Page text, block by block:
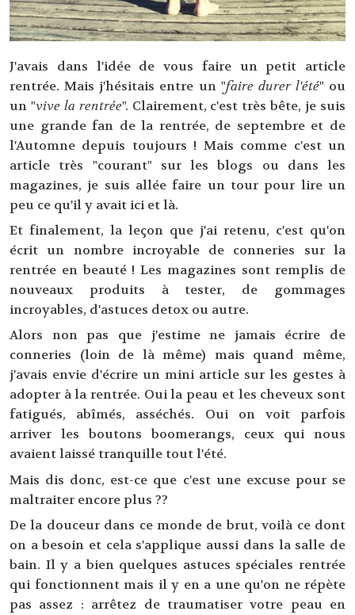
J'avais dans l'idée de vous faire un petit article
rentrée. Mais j'hésitais entre un "faire durer l'été" ou
un "vive la rentrée". Clairement, c'est très bête, je suis
une grande fan de la rentrée, de septembre et de
l'Automne depuis toujours ! Mais comme c'est un
article très "courant" sur les blogs ou dans les
magazines, je suis allée faire un tour pour lire un
peu ce qu'il y avait ici et là.
Et finalement, la leçon que j'ai retenu, c'est qu'on
écrit un nombre incroyable de conneries sur la
rentrée en beauté ! Les magazines sont remplis de
nouveaux produits à tester, de gommages
incroyables, d'astuces detox ou autre.
Alors non pas que j'estime ne jamais écrire de
conneries (loin de là même) mais quand même,
j'avais envie d'écrire un mini article sur les gestes à
adopter à la rentrée. Oui la peau et les cheveux sont
fatigués, abîmés, asséchés. Oui on voit parfois
arriver les boutons boomerangs, ceux qui nous
avaient laissé tranquille tout l'été.
Mais dis donc, est-ce que c'est une excuse pour se
maltraiter encore plus ??
De la douceur dans ce monde de brut, voilà ce dont
on a besoin et cela s'applique aussi dans la salle de
bain. Il y a bien quelques astuces spéciales rentrée
qui fonctionnent mais il y en a une qu'on ne répète
pas assez : arrêtez de traumatiser votre peau en